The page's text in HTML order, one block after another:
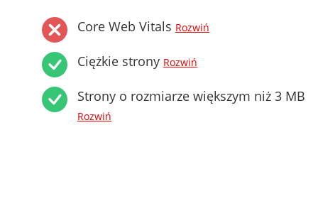
Core Web Vitals Rozwiń
Ciężkie strony Rozwiń
Strony o rozmiarze większym niż 3 MB
Rozwiń